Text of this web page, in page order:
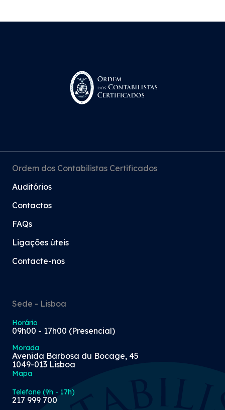
Ordem dos Contabilistas Certificados
Auditórios
Contactos
FAQs
Ligações úteis
Contacte-nos
Sede - Lisboa
Horário
09h00 - 17h00 (Presencial)
Morada
Avenida Barbosa du Bocage, 45
1049-013 Lisboa
Mapa
Telefone (9h - 17h)
217 999 700